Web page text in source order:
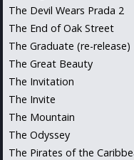
The Devil Wears Prada 2
The End of Oak Street
The Graduate (re-release)
The Great Beauty
The Invitation
The Invite
The Mountain
The Odyssey
The Pirates of the